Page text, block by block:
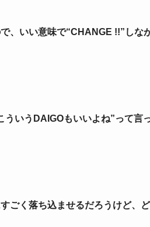
、いい意味で“CHANGE !!”しな
いうDAIGOもいいよね”って言
ごく落ち込ませるだろうけど、